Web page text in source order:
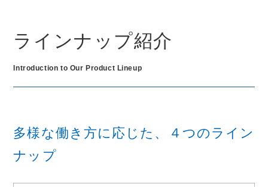
ラインナップ紹介
Introduction to Our Product Lineup
多様な働き方に応じた、４つのライン
ナップ